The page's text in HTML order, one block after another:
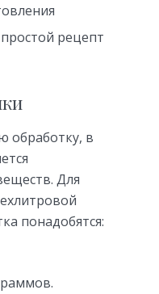
рецепт
обработку, в
Для
понадобятся: